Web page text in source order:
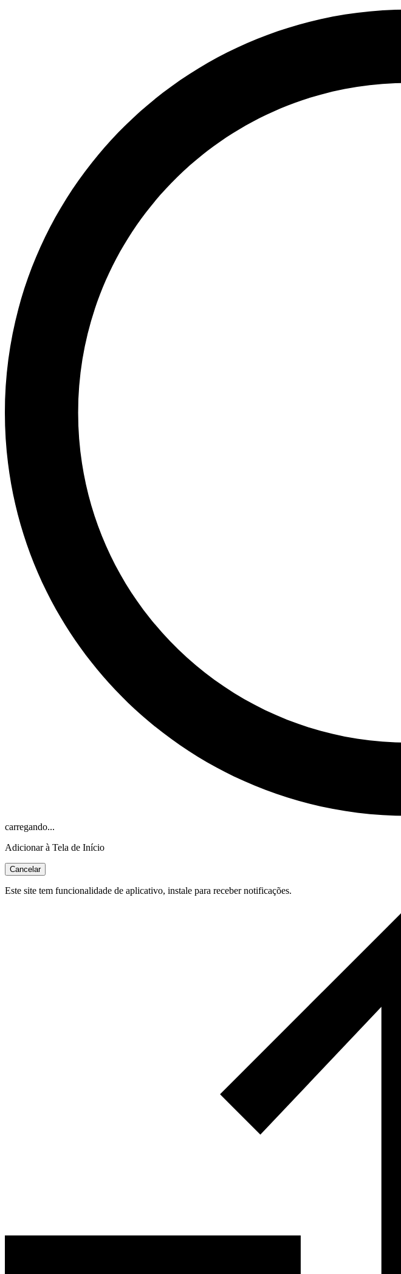
carregando...
Adicionar à Tela de Início
Cancelar
Este site tem funcionalidade de aplicativo, instale para receber notificações.